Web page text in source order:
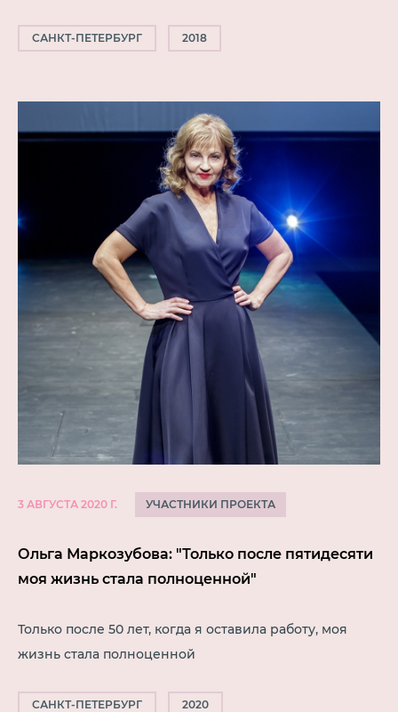
САНКТ-ПЕТЕРБУРГ 2018
3 АВГУСТА 2020 Г. УЧАСТНИКИ ПРОЕКТА
Ольга Маркозубова: "Только после пятидесяти
моя жизнь стала полноценной"
Только после 50 лет, когда я оставила работу, моя
жизнь стала полноценной
САНКТ-ПЕТЕРБУРГ 2020